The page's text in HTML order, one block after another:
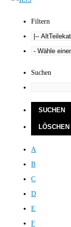
Filtern
Suchen
A
B
C
D
E
F